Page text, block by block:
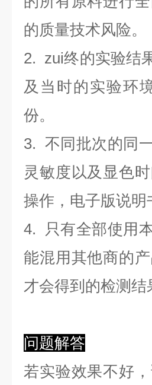
的质量技术风险。
2. zui终的实验结
及当时的实验环
份。
3. 不同批次的同
灵敏度以及显色
操作，电子版说明
4. 只有全部使用
能混用其他商的
才会得到的检测结
问题解答
若实验效果不好